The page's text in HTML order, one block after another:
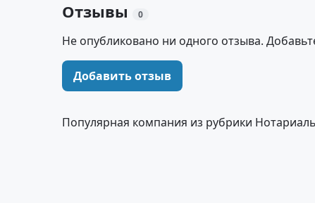
Отзывы 0
Не опубликовано ни одного отзыва.
Добавить отзыв
Популярная компания из рубрики